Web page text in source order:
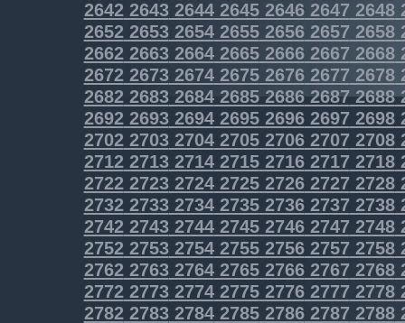
264226432644264526462647 2648
265226532654265526562657 2658
266226632664266526662667 2668
267226732674267526762677 2678
2682268326842685268626872688
2692269326942695269626972698
2702270327042705270627072708
2712271327142715271627172718
2722272327242725272627272728
2732273327342735273627372738
2742274327442745274627472748
2752275327542755275627572758
2762276327642765276627672768
2772277327742775277627772778
2782278327842785278627872788